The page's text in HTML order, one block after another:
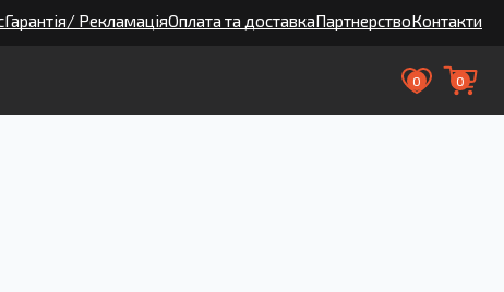
Гарантія/ РекламаціяОплата та доставкаПартнерствоКонтакти
0 0